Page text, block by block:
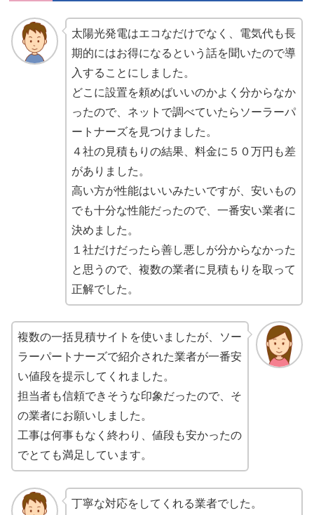
太陽光発電はエコなだけでなく、電気代も長
期的にはお得になるという話を聞いたので導
入することにしました。
どこに設置を頼めばいいのかよく分からなか
ったので、ネットで調べていたらソーラーパ
ートナーズを見つけました。
４社の見積もりの結果、料金に５０万円も差
がありました。
高い方が性能はいいみたいですが、安いもの
でも十分な性能だったので、一番安い業者に
決めました。
１社だけだったら善し悪しが分からなかった
と思うので、複数の業者に見積もりを取って
正解でした。
複数の一括見積サイトを使いましたが、ソー
ラーパートナーズで紹介された業者が一番安
い値段を提示してくれました。
担当者も信頼できそうな印象だったので、そ
の業者にお願いしました。
工事は何事もなく終わり、値段も安かったの
でとても満足しています。
丁寧な対応をしてくれる業者でした。